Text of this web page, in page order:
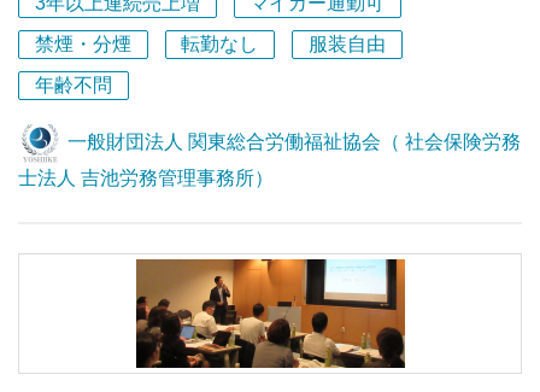
■2年目以降：少しずつ担当を
数件の顧問先から担当を持ち始めます。未経験で入社した
受け持ち、主力として活躍しています。
ます。
■1時間単位の有給休暇：「ちょっとした私用」や「通
院」など、中途半端な時間の調整に便利です。ライフスタ
イルに合わせて効率的に休暇を取得できます。
■クライアント企業数は約400社（うち顧問先企業は260
社）、年商は概ね1億7000万円～2億円で、過去15年間黒
字経営を続けており、財務状態は極めて安定しています。
人事労務の法律相談（紛争予防支援・紛争解決支援）など
のリーガルサービス、➁人事評価制度や賃金制度の構築・
修サービス、の3分野でお客様から高い評価をいただいて
■埼玉浦和に本社、立川に東京オフィスがあります。仕事
に慣れてきたら、その日の業務内容や気分に応じて、今日
は埼玉、明日は東京、時差出勤やテレワークなど柔軟な働
禁煙・分煙
転勤なし
服装自由
年齢不問
一般財団法人 関東総合労働福祉協会（ 社会保険労務
士法人 吉池労務管理事務所）